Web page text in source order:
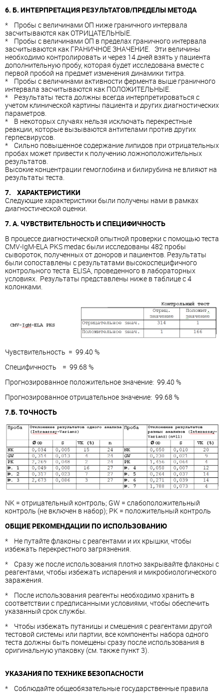
6. Б. ИНТЕРПРЕТАЦИЯ РЕЗУЛЬТАТОВ/ПРЕДЕЛЫ МЕТОДА
* Пробы с величинами ОП ниже граничного интервала
засчитываются как ОТРИЦАТЕЛЬНЫЕ.
* Пробы с величинами ОП в пределах граничного интервала
засчитываются как ГРАНИЧНОЕ ЗНАЧЕНИЕ. Эти величины
необходимо контролировать и через 14 дней взять у пациента
дополнительную пробу, которая будет исследована вместе с
первой пробой на предмет изменения динамики титра.
* Пробы с величинами активности фермента выше граничного
интервала засчитываются как ПОЛОЖИТЕЛЬНЫЕ.
* Результаты теста должны всегда интерпретироваться с
учетом клинической картины пациента и других диагностических
параметров.
* В некоторых случаях нельзя исключать перекрестные
реакции, которые вызываются антителами против других
герпесвирусов.
* Сильно повышенное содержание липидов при отрицательных
пробах может привести к получению ложноположительных
результатов.
Высокие концентрации гемоглобина и билирубина не влияют на
результаты теста.
7. ХАРАКТЕРИСТИКИ
Следующие характеристики были получены нами в рамках
диагностической оценки.
7. A. ЧУВСТВИТЕЛЬНОСТЬ И СПЕЦИФИЧНОСТЬ
В процессе диагностической опытной проверки с помощью теста
CMV-IgM-ELA PKS medac были исследованы 482 пробы
сывороток, полученных от доноров и пациентов. Результаты
были сопоставлены с результатами высокоспецифичного
контрольного теста ELISA, проведенного в лабораторных
условиях. Результаты представлены ниже в таблице с 4
колонками.
Чувствительность = 99.40 %
Специфичность = 99.68 %
Прогнозированное положительное значение: 99.40 %
Прогнозированное отрицательное значение: 99.68 %
7.Б. ТОЧНОСТЬ
NK = отрицательный контроль; GW = слабоположительный
контроль (не включен в набор); PK = положительный контроль
ОБЩИЕ РЕКОМЕНДАЦИИ ПО ИСПОЛЬЗОВАНИЮ
* Не путайте флаконы с реагентами и их крышки, чтобы
избежать перекрестного загрязнения.
* Сразу же после использования плотно закрывайте флаконы с
реагентами, чтобы избежать испарения и микробиологического
заражения.
* После использования реагенты необходимо хранить в
соответствии с предписанными условиями, чтобы обеспечить
указанный срок службы.
* Чтобы избежать путаницы и смешения с реагентами другой
тестовой системы или партии, все компоненты набора одного
теста должны быть помещены сразу после использования в
оригинальную упаковку (см. также пункт 3).
УКАЗАНИЯ ПО ТЕХНИКЕ БЕЗОПАСНОСТИ
* Соблюдайте общеобязательные государственные правила